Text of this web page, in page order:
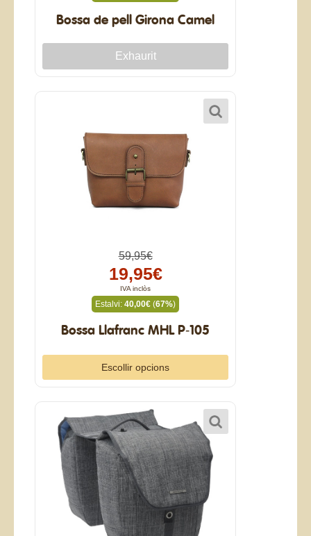
Bossa de pell Girona Camel
59,95€
19,95€
IVA inclòs
Estalvi: 40,00€ (67%)
Bossa Llafranc MHL P-105
Escollir opcions